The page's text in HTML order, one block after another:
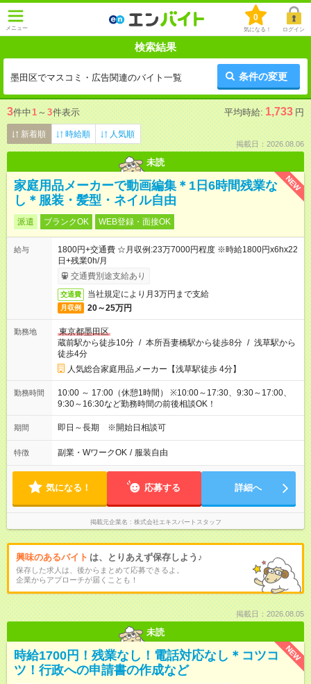
メニュー
0
気になる！ ログイン
検索結果
墨田区でマスコミ・広告関連のバイト一覧 条件の変更
3件中1 ～ 3件表示 平均時給: 1,733 円
新着順 時給順 人気順
掲載日：2026.08.06
未読
NEW
家庭用品メーカーで動画編集＊1日6時間残業な
し＊服装・髪型・ネイル自由
派遣 ブランクOK WEB登録・面接OK
給与
1800円+交通費 ☆月収例:23万7000円程度 ※時給1800円x6hx22
日+残業0h/月
交通費別途支給あり
交通費 当社規定により月3万円まで支給
月収例 20～25万円
勤務地
東京都墨田区
蔵前駅から徒歩10分 / 本所吾妻橋駅から徒歩8分 / 浅草駅から
徒歩4分
人気総合家庭用品メーカー【浅草駅徒歩 4分】
勤務時間
10:00 ～ 17:00（休憩1時間） ※10:00～17:30、9:30～17:00、
9:30～16:30など勤務時間の前後相談OK！
期間 即日～長期 ※開始日相談可
特徴 副業・WワークOK / 服装自由
気になる！ 応募する 詳細へ
掲載元企業名 株式会社エキスパートスタッフ
興味のあるバイト は、とりあえず保存しよう♪
保存した求人は、後からまとめて応募できるよ。
企業からアプローチが届くことも！
掲載日：2026.08.05
未読
NEW
時給1700円！残業なし！電話対応なし＊コツコ
ツ！行政への申請書の作成など